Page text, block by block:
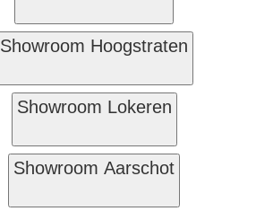
Showroom Hoogstraten
Showroom Lokeren
Showroom Aarschot